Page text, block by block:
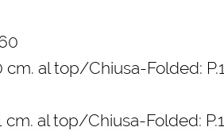
cm. al top/Chiusa-Folded:
cm. al top/Chiusa-Folded: